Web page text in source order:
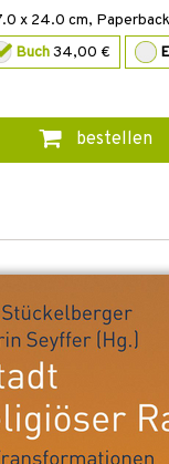
x 24.0 cm,
Buch34,00 €
bestellen